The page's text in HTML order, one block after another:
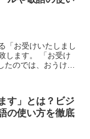
「お受けいたしまし
します。 「お受け
たのでは、おうけい
す」とは？ビジ
の使い方を徹底